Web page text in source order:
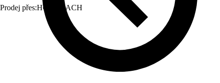
Prodej přes:HORNBACH